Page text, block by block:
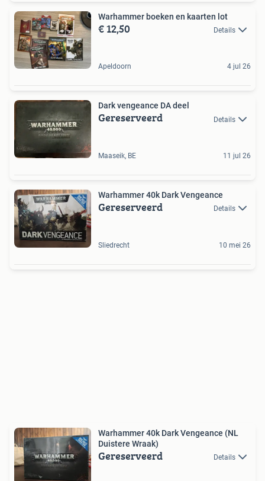
Warhammer boeken en kaarten lot
€ 12,50 Details
Apeldoorn 4 jul 26
Dark vengeance DA deel
Gereserveerd Details
Maaseik, BE 11 jul 26
Warhammer 40k Dark Vengeance
Gereserveerd Details
Sliedrecht 10 mei 26
Warhammer 40k Dark Vengeance (NL
Duistere Wraak)
Gereserveerd Details